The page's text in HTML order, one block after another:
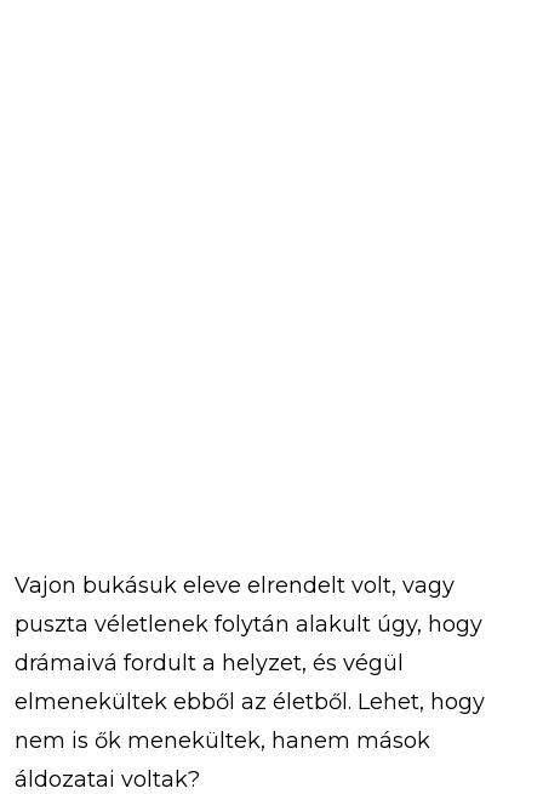
Vajon bukásuk eleve elrendelt volt, vagy
puszta véletlenek folytán alakult úgy, hogy
drámaivá fordult a helyzet, és végül
elmenekültek ebből az életből. Lehet, hogy
nem is ők menekültek, hanem mások
áldozatai voltak?